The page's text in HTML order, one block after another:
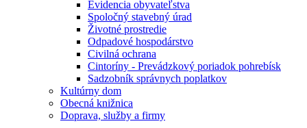
Evidencia obyvateľstva
Spoločný stavebný úrad
Životné prostredie
Odpadové hospodárstvo
Civilná ochrana
Cintoríny - Prevádzkový poriadok pohrebísk
Sadzobník správnych poplatkov
Kultúrny dom
Obecná knižnica
Doprava, služby a firmy